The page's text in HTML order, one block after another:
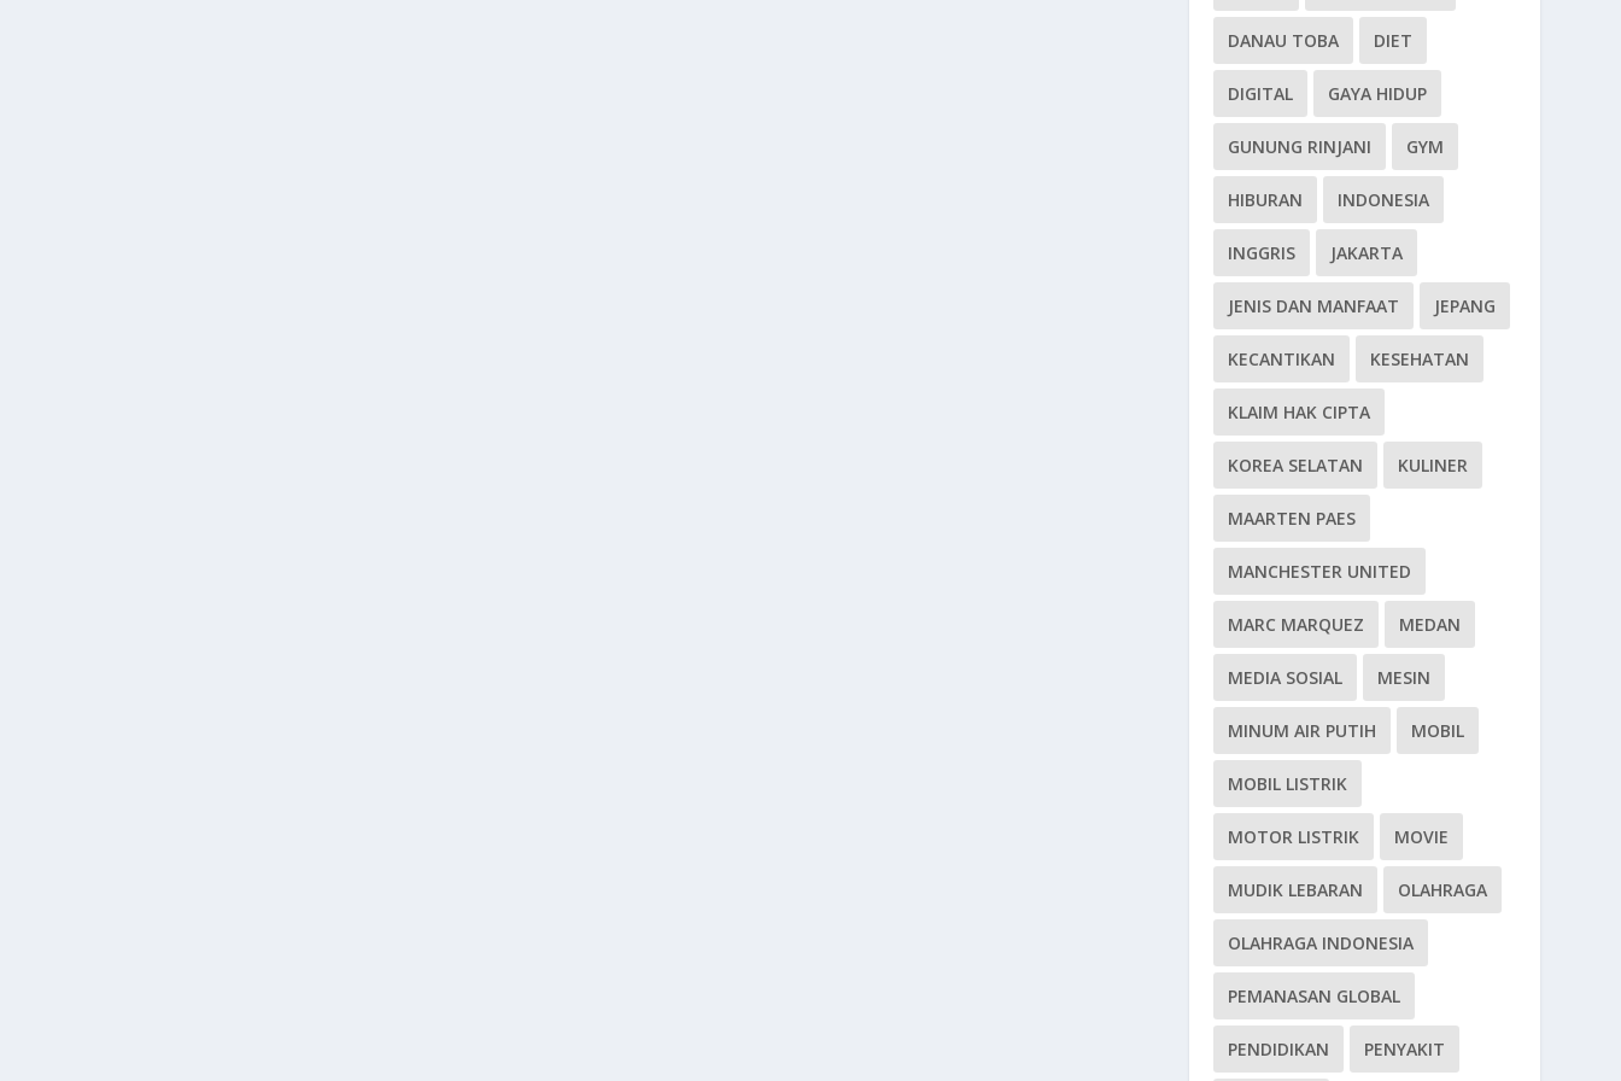
DANAU TOBA DIET
DIGITAL GAYA HIDUP
GUNUNG RINJANI GYM
HIBURAN INDONESIA
INGGRIS JAKARTA
JENIS DAN MANFAAT JEPANG
KECANTIKAN KESEHATAN
KLAIM HAK CIPTA
KOREA SELATAN KULINER
MAARTEN PAES
MANCHESTER UNITED
MARC MARQUEZ MEDAN
MEDIA SOSIAL MESIN
MINUM AIR PUTIH MOBIL
MOBIL LISTRIK
MOTOR LISTRIK MOVIE
MUDIK LEBARAN OLAHRAGA
OLAHRAGA INDONESIA
PEMANASAN GLOBAL
PENDIDIKAN PENYAKIT